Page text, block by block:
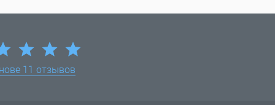
11 отзывов